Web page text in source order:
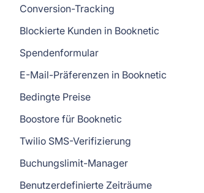
Conversion-Tracking
Blockierte Kunden in Booknetic
Spendenformular
E-Mail-Präferenzen in Booknetic
Bedingte Preise
Boostore für Booknetic
Twilio SMS-Verifizierung
Buchungslimit-Manager
Benutzerdefinierte Zeiträume